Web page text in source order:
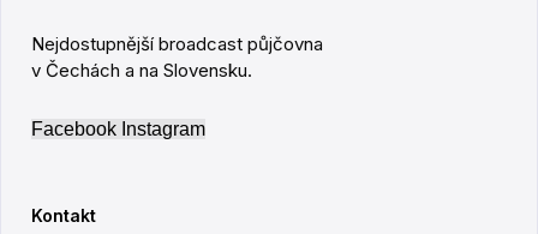
Nejdostupnější broadcast půjčovna
v Čechách a na Slovensku.
Facebook Instagram
Kontakt